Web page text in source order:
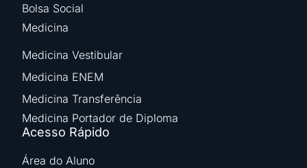
Bolsa Social
Medicina
Medicina Vestibular
Medicina ENEM
Medicina Transferência
Medicina Portador de Diploma
Acesso Rápido
Área do Aluno